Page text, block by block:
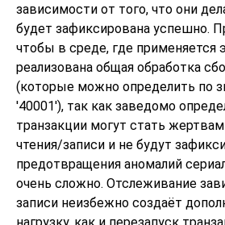
зависимости от того, что они
будет зафиксирована успешно.
чтобы в среде, где применяется
реализована общая обработка
(которые можно определить по
'40001'), так как заведомо
транзакции могут стать
чтения/записи и не будут
предотвращения аномалий
очень сложно. Отслеживание
записи неизбежно создаёт